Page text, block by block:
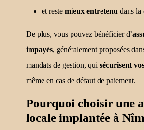
et reste mieux entretenu dans la
De plus, vous pouvez bénéficier d’
impayés, généralement proposées
mandats de gestion, qui sécurisent
même en cas de défaut de paiement.
Pourquoi choisir une
locale implantée à